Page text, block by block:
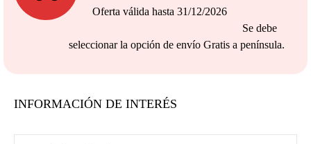
Oferta válida hasta 31/12/2026
Se debe
seleccionar la opción de envío Gratis a península.
INFORMACIÓN DE INTERÉS